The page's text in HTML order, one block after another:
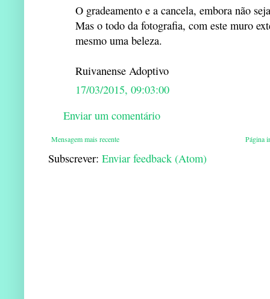
O gradeamento e a cancela, embora não
Mas o todo da fotografia, com este muro
mesmo uma beleza.
Ruivanense Adoptivo
17/03/2015, 09:03:00
Enviar um comentário
Mensagem mais recente Página
Subscrever: Enviar feedback (Atom)